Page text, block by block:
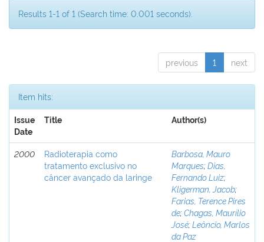
Results 1-1 of 1 (Search time: 0.001 seconds).
previous 1 next
Item hits:
Issue
Date
Title Author(s)
2000
Radioterapia como
tratamento exclusivo no
câncer avançado da laringe
Barbosa, Mauro
Marques;Dias,
Fernando Luiz;
Kligerman, Jacob;
Farias, Terence Pires
de;Chagas, Maurílio
José;Leôncio, Marlos
da Paz